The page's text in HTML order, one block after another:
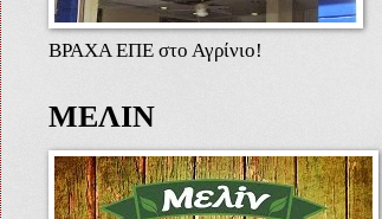
ΒΡΑΧΑ ΕΠΕ στο Αγρίνιο!
ΜΕΛΙΝ